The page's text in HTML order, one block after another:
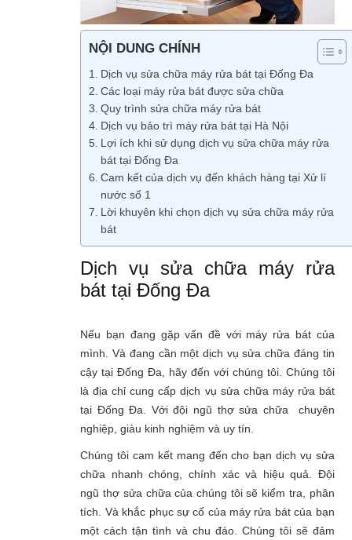
NỘI DUNG CHÍNH
Dịch vụ sửa chữa máy rửa bát tại Đống Đa
Các loại máy rửa bát được sửa chữa
Quy trình sửa chữa máy rửa bát
Dịch vụ bảo trì máy rửa bát tại Hà Nội
Lợi ích khi sử dụng dịch vụ sửa chữa máy rửa
bát tại Đống Đa
Cam kết của dịch vụ đến khách hàng tại Xử lí
nước số 1
Lời khuyên khi chọn dịch vụ sửa chữa máy rửa
bát
Dịch vụ sửa chữa máy rửa
bát tại Đống Đa
Nếu bạn đang gặp vấn đề với máy rửa bát của
mình. Và đang cần một dịch vụ sửa chữa đáng tin
cậy tại Đống Đa, hãy đến với chúng tôi. Chúng tôi
là địa chỉ cung cấp dịch vụ sửa chữa máy rửa bát
tại Đống Đa. Với đội ngũ thợ sửa chữa chuyên
nghiệp, giàu kinh nghiệm và uy tín.
Chúng tôi cam kết mang đến cho bạn dịch vụ sửa
chữa nhanh chóng, chính xác và hiệu quả. Đội
ngũ thợ sửa chữa của chúng tôi sẽ kiểm tra, phân
tích. Và khắc phục sự cố của máy rửa bát của bạn
một cách tận tình và chu đáo. Chúng tôi sẽ đảm